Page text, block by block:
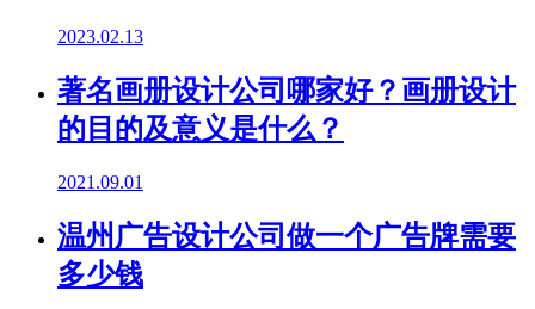
2023.02.13
著名画册设计公司哪家好？画册设计
的目的及意义是什么？
2021.09.01
温州广告设计公司做一个广告牌需要
多少钱